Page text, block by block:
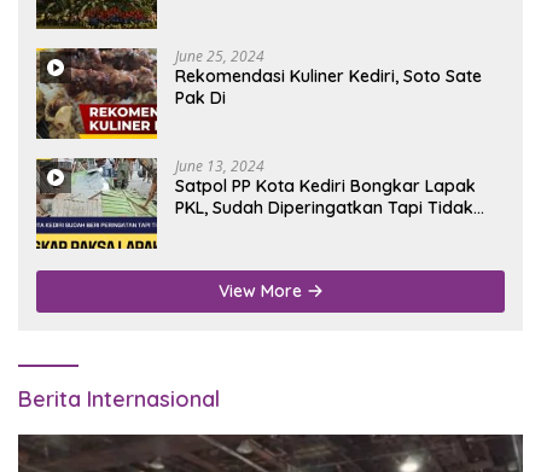
June 25, 2024
Rekomendasi Kuliner Kediri, Soto Sate
Pak Di
June 13, 2024
Satpol PP Kota Kediri Bongkar Lapak
PKL, Sudah Diperingatkan Tapi Tidak
View More
Berita Internasional